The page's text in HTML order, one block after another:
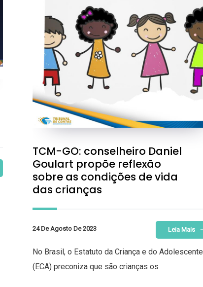
TCM-GO: conselheiro Daniel
Goulart propõe reflexão
sobre as condições de vida
das crianças
24 De Agosto De 2023 Leia Mais
No Brasil, o Estatuto da Criança e do Adolescente
(ECA) preconiza que são crianças os